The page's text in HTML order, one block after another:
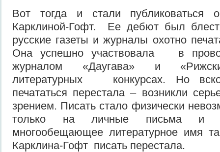
Вот тогда и стали публиковаться
Карклиной-Гофт. Ее дебют был
русские газеты и журналы охотно
Она успешно участвовала в
журналом «Даугава» и
литературных конкурсах. Но
печататься перестала – возникли
зрением. Писать стало физически
только на личные письма и
многообещающее литературное имя
Карклина-Гофт писать перестала.